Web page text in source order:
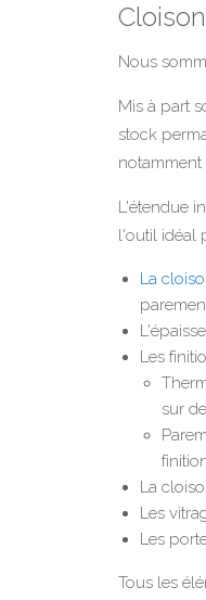
Nous
Mis à part
stock
L'étendue
l'outil idéal
La
Les
sur
La
Les
Les
Tous les